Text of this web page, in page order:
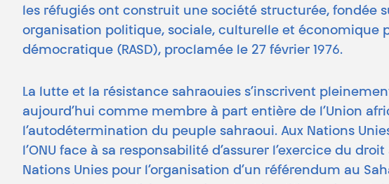
les réfugiés ont construit une société structurée, fondée
organisation politique, sociale, culturelle et économique
démocratique (RASD), proclamée le 27 février 1976.
La lutte et la résistance sahraouies s’inscrivent
aujourd’hui comme membre à part entière de l’Union
l’autodétermination du peuple sahraoui. Aux Nations
l’ONU face à sa responsabilité d’assurer l’exercice du
Nations Unies pour l’organisation d’un référendum au